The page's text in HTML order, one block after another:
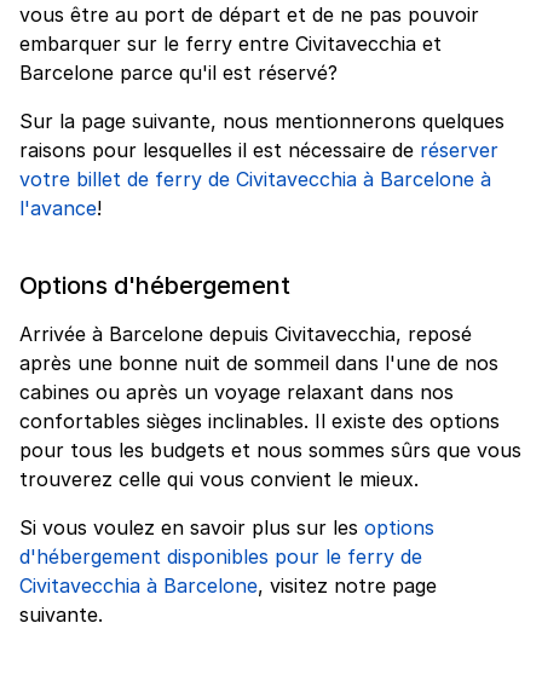
vous être au port de départ et de ne pas pouvoir
embarquer sur le ferry entre Civitavecchia et
Barcelone parce qu'il est réservé?
Sur la page suivante, nous mentionnerons quelques
raisons pour lesquelles il est nécessaire de réserver
votre billet de ferry de Civitavecchia à Barcelone à
l'avance!
Options d'hébergement
Arrivée à Barcelone depuis Civitavecchia, reposé
après une bonne nuit de sommeil dans l'une de nos
cabines ou après un voyage relaxant dans nos
confortables sièges inclinables. Il existe des options
pour tous les budgets et nous sommes sûrs que vous
trouverez celle qui vous convient le mieux.
Si vous voulez en savoir plus sur les options
d'hébergement disponibles pour le ferry de
Civitavecchia à Barcelone, visitez notre page
suivante.